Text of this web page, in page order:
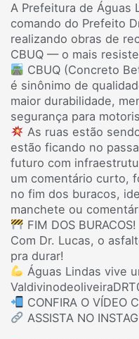
A Prefeitura de Águas
comando do Prefeito
realizando obras de
CBUQ — o mais
CBUQ (Concreto
é sinônimo de
maior durabilidade,
segurança para
As ruas estão
estão ficando no
futuro com
um comentário curto,
no fim dos buracos,
manchete ou
FIM DOS BURACOS!
Com Dr. Lucas, o
pra durar!
Águas Lindas vive
CONFIRA O VÍDEO
ASSISTA NO